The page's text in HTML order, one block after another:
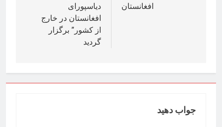
افغانستان
دیاسپورای
افغانستان در خارج
از کشور” برگزار
گردید
جواب دهید